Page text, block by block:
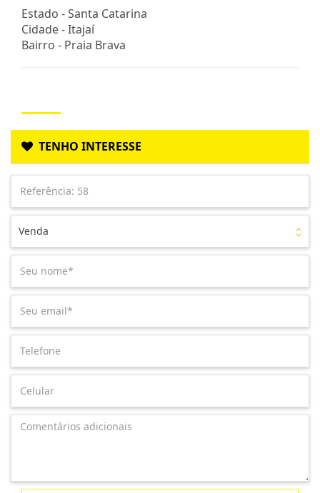
Estado -Santa Catarina
Cidade -Itajaí
Bairro - Praia Brava
TENHO INTERESSE
Venda